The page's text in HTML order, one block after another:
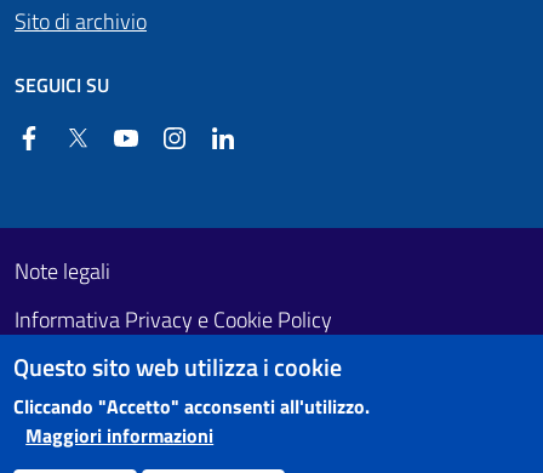
Sito di archivio
SEGUICI SU
FacebookTwitter YouTube Instagram
Footer First
Useful links section
Note legali
Informativa Privacy e Cookie Policy
Obiettivi di accessibilità
Questo sito web utilizza i cookie
Cliccando "Accetto" acconsenti all'utilizzo.
Maggiori informazioni